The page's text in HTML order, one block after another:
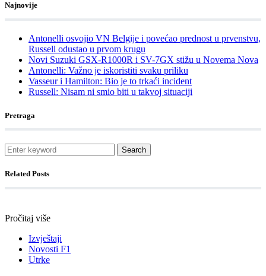
Najnovije
Antonelli osvojio VN Belgije i povećao prednost u prvenstvu,
Russell odustao u prvom krugu
Novi Suzuki GSX-R1000R i SV-7GX stižu u Novema Nova
Antonelli: Važno je iskoristiti svaku priliku
Vasseur i Hamilton: Bio je to trkaći incident
Russell: Nisam ni smio biti u takvoj situaciji
Pretraga
Search
Related Posts
Pročitaj više
Izvještaji
Novosti F1
Utrke